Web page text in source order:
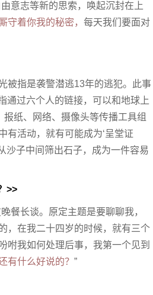
意志等新的思索，唤起沉封在上
守着你我的秘密， 每天我们要面对
被指是袭警潜逃13年的逃犯。此事
通过六个人的链接，可以和地球上
纸、网络、摄像头等传播工具组
有活动，就有可能成为‘呈堂证
沙子中间筛出石子，成为一件容易
>>
餐长谈。原定主题是要聊聊我，
，在我二十四岁的时候，就有三个
咐我如何处理后事，我第一个见到
有什么好说的？ ”